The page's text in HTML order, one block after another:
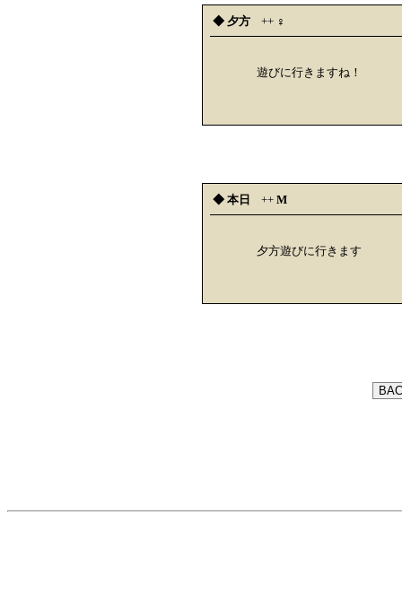
◆ 夕方 ++ ♀
遊びに行きますね！
◆ 本日 ++ M
夕方遊びに行きます